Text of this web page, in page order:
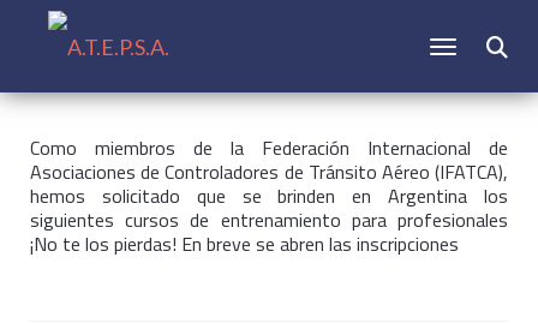
CAMBIAR
Como miembros de la Federación Internacional de
Asociaciones de Controladores de Tránsito Aéreo (IFATCA),
hemos solicitado que se brinden en Argentina los
siguientes cursos de entrenamiento para profesionales
¡No te los pierdas! En breve se abren las inscripciones